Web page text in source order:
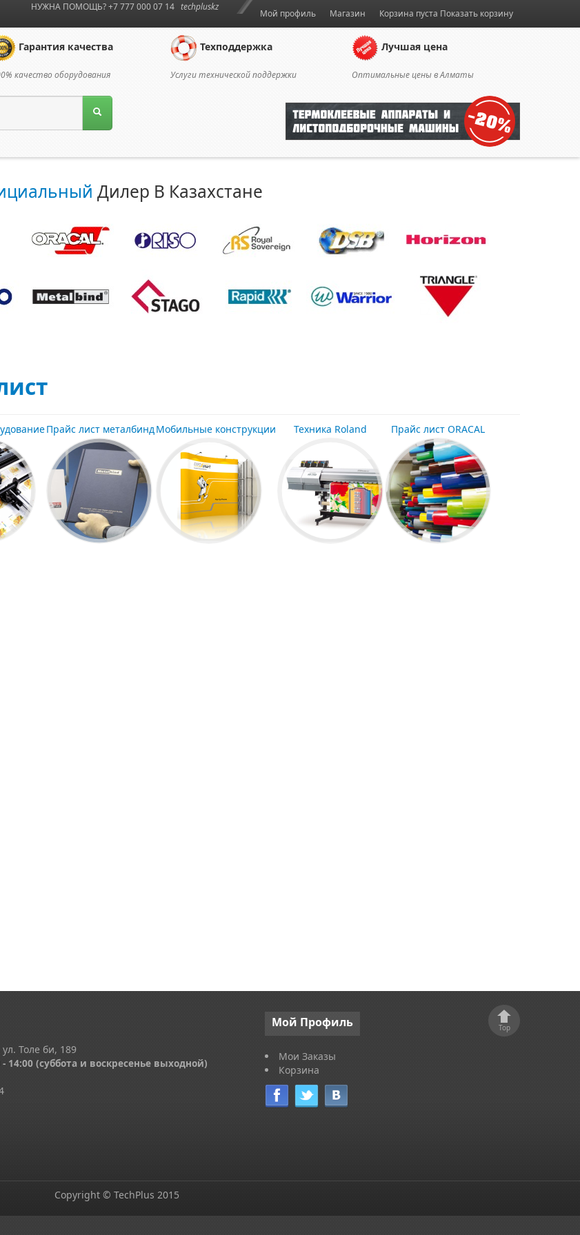
Корзина пуста Показать корзину
Мой профиль Магазин
НУЖНА ПОМОЩЬ? +7 777 000 07 14 techpluskz
Гарантия качества
качество оборудования
Техподдержка
Услуги технической поддержки
Лучшая цена
Оптимальные цены в Алматы
Дилер В Казахстане
Прайс лист металбиндМобильные конструкции Техника Roland Прайс лист ORACAL
Толе би, 189
- 14:00 (суббота и воскресенье выходной)
Мой Профиль
Мои Заказы
Корзина
Top
Copyright © TechPlus 2015